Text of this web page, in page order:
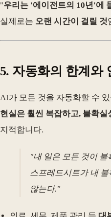
"우리는 '에이전트의 10년'에
실제로는 오랜 시간이 걸릴 것
5. 자동화의 한계와
AI가 모든 것을 자동화할 수
현실은 훨씬 복잡하고, 불확실
지적합니다.
"내 일은 모든 것이
스프레드시트가 내
않는다."